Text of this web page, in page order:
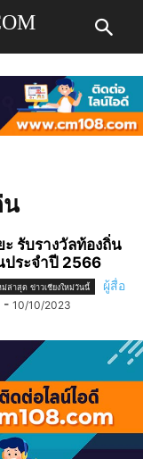
น
ะ รับรางวัลท้องถิ่น
ประจำปี 2566
ม่ล่าสุด ข่าวเชียงใหม่วันนี้
ผู้สื่อ
- 10/10/2023